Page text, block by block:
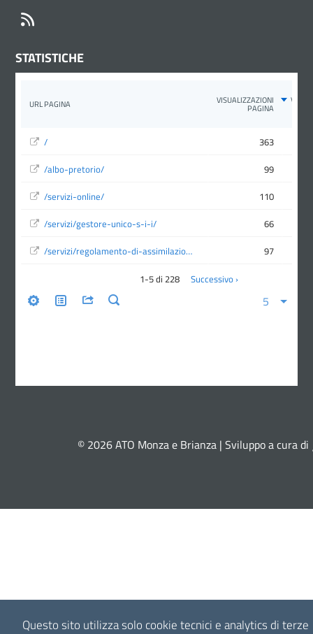
Questo sito utilizza solo cookie tecnici e analytics di terze
STATISTICHE
© 2026 ATO Monza e Brianza | Sviluppo a cura di